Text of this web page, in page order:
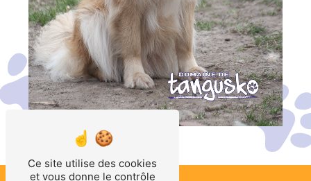
Ce site utilise des cookies
et vous donne le contrôle